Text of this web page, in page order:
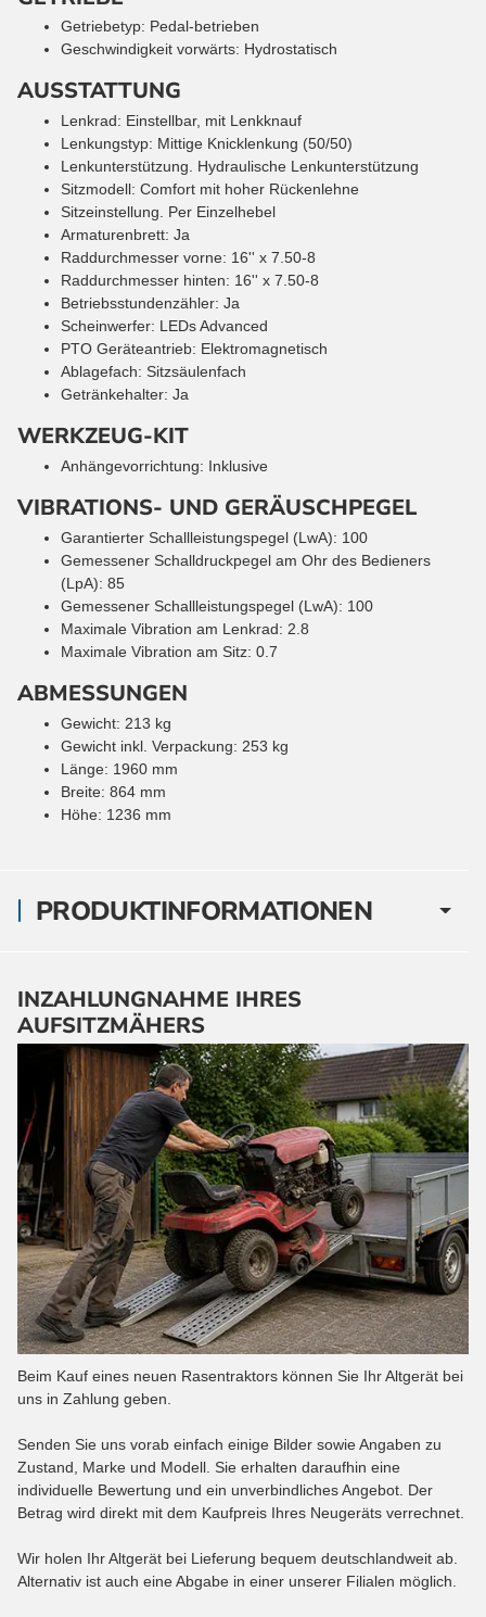
PRODUKTINFORMATIONEN
Getriebetyp: Pedal-betrieben
Geschwindigkeit vorwärts: Hydrostatisch
AUSSTATTUNG
Lenkrad: Einstellbar, mit Lenkknauf
Lenkungstyp: Mittige Knicklenkung (50/50)
Lenkunterstützung. Hydraulische Lenkunterstützung
Sitzmodell: Comfort mit hoher Rückenlehne
Sitzeinstellung. Per Einzelhebel
Armaturenbrett: Ja
Raddurchmesser vorne: 16'' x 7.50-8
Raddurchmesser hinten: 16'' x 7.50-8
Betriebsstundenzähler: Ja
Scheinwerfer: LEDs Advanced
PTO Geräteantrieb: Elektromagnetisch
Ablagefach: Sitzsäulenfach
Getränkehalter: Ja
WERKZEUG-KIT
Anhängevorrichtung: Inklusive
VIBRATIONS- UND GERÄUSCHPEGEL
Garantierter Schallleistungspegel (LwA): 100
Gemessener Schalldruckpegel am Ohr des Bedieners
(LpA): 85
Gemessener Schallleistungspegel (LwA): 100
Maximale Vibration am Lenkrad: 2.8
Maximale Vibration am Sitz: 0.7
ABMESSUNGEN
Gewicht: 213 kg
Gewicht inkl. Verpackung: 253 kg
Länge: 1960 mm
Breite: 864 mm
Höhe: 1236 mm
INZAHLUNGNAHME IHRES
AUFSITZMÄHERS
Beim Kauf eines neuen Rasentraktors können Sie Ihr Altgerät bei
uns in Zahlung geben.
Senden Sie uns vorab einfach einige Bilder sowie Angaben zu
Zustand, Marke und Modell. Sie erhalten daraufhin eine
individuelle Bewertung und ein unverbindliches Angebot. Der
Betrag wird direkt mit dem Kaufpreis Ihres Neugeräts verrechnet.
Wir holen Ihr Altgerät bei Lieferung bequem deutschlandweit ab.
Alternativ ist auch eine Abgabe in einer unserer Filialen möglich.